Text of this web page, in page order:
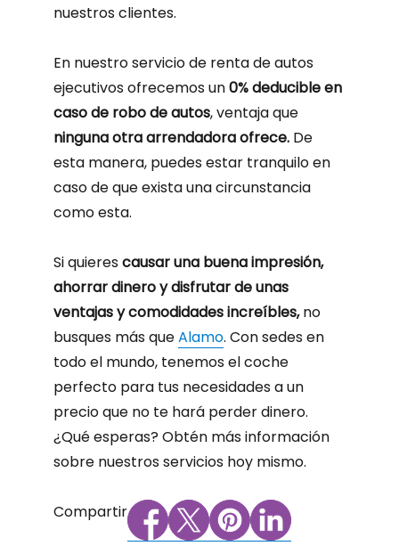
nuestros clientes.
En nuestro servicio de renta de autos
ejecutivos ofrecemos un0% deducible en
caso de robo de autos, ventaja que
ninguna otra arrendadora ofrece. De
esta manera, puedes estar tranquilo en
caso de que exista una circunstancia
como esta.
Si quierescausar una buena impresión,
ahorrar dinero y disfrutar de unas
ventajas y comodidades increíbles,no
busques más queAlamo. Con sedes en
todo el mundo, tenemos el coche
perfecto para tus necesidades a un
precio que no te hará perder dinero.
¿Qué esperas? Obtén más información
sobre nuestros servicios hoy mismo.
Compartir